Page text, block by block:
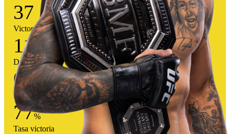
37
Victorias
11
Derrotas
0
Empates
77%
Tasa victoria